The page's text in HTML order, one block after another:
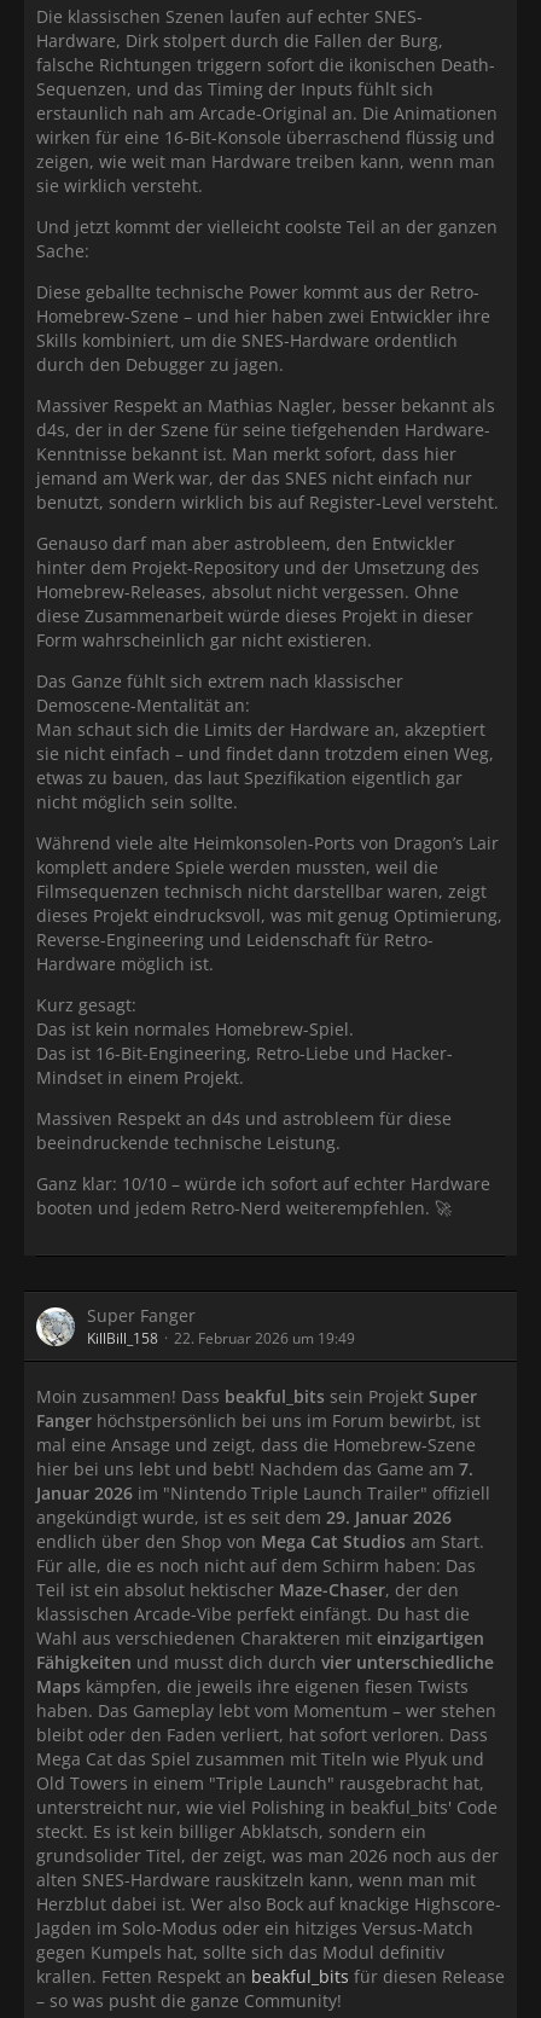
Die klassischen Szenen laufen auf echter SNES-
Hardware, Dirk stolpert durch die Fallen der Burg,
falsche Richtungen triggern sofort die ikonischen Death-
Sequenzen, und das Timing der Inputs fühlt sich
erstaunlich nah am Arcade-Original an. Die Animationen
wirken für eine 16-Bit-Konsole überraschend flüssig und
zeigen, wie weit man Hardware treiben kann, wenn man
sie wirklich versteht.
Und jetzt kommt der vielleicht coolste Teil an der ganzen
Sache:
Diese geballte technische Power kommt aus der Retro-
Homebrew-Szene – und hier haben zwei Entwickler ihre
Skills kombiniert, um die SNES-Hardware ordentlich
durch den Debugger zu jagen.
Massiver Respekt an Mathias Nagler, besser bekannt als
d4s, der in der Szene für seine tiefgehenden Hardware-
Kenntnisse bekannt ist. Man merkt sofort, dass hier
jemand am Werk war, der das SNES nicht einfach nur
benutzt, sondern wirklich bis auf Register-Level versteht.
Genauso darf man aber astrobleem, den Entwickler
hinter dem Projekt-Repository und der Umsetzung des
Homebrew-Releases, absolut nicht vergessen. Ohne
diese Zusammenarbeit würde dieses Projekt in dieser
Form wahrscheinlich gar nicht existieren.
Das Ganze fühlt sich extrem nach klassischer
Demoscene-Mentalität an:
Man schaut sich die Limits der Hardware an, akzeptiert
sie nicht einfach – und findet dann trotzdem einen Weg,
etwas zu bauen, das laut Spezifikation eigentlich gar
nicht möglich sein sollte.
Während viele alte Heimkonsolen-Ports von Dragon’s Lair
komplett andere Spiele werden mussten, weil die
Filmsequenzen technisch nicht darstellbar waren, zeigt
dieses Projekt eindrucksvoll, was mit genug Optimierung,
Reverse-Engineering und Leidenschaft für Retro-
Hardware möglich ist.
Kurz gesagt:
Das ist kein normales Homebrew-Spiel.
Das ist 16-Bit-Engineering, Retro-Liebe und Hacker-
Mindset in einem Projekt.
Massiven Respekt an d4s und astrobleem für diese
beeindruckende technische Leistung.
Ganz klar: 10/10 – würde ich sofort auf echter Hardware
booten und jedem Retro-Nerd weiterempfehlen. 🚀
Super Fanger
KillBill_158 22. Februar 2026 um 19:49
Moin zusammen! Dass beakful_bits sein Projekt Super
Fanger höchstpersönlich bei uns im Forum bewirbt, ist
mal eine Ansage und zeigt, dass die Homebrew-Szene
hier bei uns lebt und bebt! Nachdem das Game am 7.
Januar 2026 im "Nintendo Triple Launch Trailer" offiziell
angekündigt wurde, ist es seit dem 29. Januar 2026
endlich über den Shop von Mega Cat Studios am Start.
Für alle, die es noch nicht auf dem Schirm haben: Das
Teil ist ein absolut hektischer Maze-Chaser, der den
klassischen Arcade-Vibe perfekt einfängt. Du hast die
Wahl aus verschiedenen Charakteren mit einzigartigen
Fähigkeiten und musst dich durch vier unterschiedliche
Maps kämpfen, die jeweils ihre eigenen fiesen Twists
haben. Das Gameplay lebt vom Momentum – wer stehen
bleibt oder den Faden verliert, hat sofort verloren. Dass
Mega Cat das Spiel zusammen mit Titeln wie Plyuk und
Old Towers in einem "Triple Launch" rausgebracht hat,
unterstreicht nur, wie viel Polishing in beakful_bits' Code
steckt. Es ist kein billiger Abklatsch, sondern ein
grundsolider Titel, der zeigt, was man 2026 noch aus der
alten SNES-Hardware rauskitzeln kann, wenn man mit
Herzblut dabei ist. Wer also Bock auf knackige Highscore-
Jagden im Solo-Modus oder ein hitziges Versus-Match
gegen Kumpels hat, sollte sich das Modul definitiv
krallen. Fetten Respekt an beakful_bits für diesen Release
– so was pusht die ganze Community!